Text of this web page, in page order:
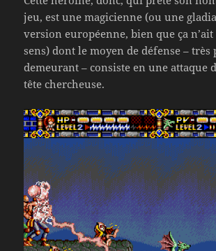
jeu, est une magicienne (ou une
version européenne, bien que ça n’ait
sens) dont le moyen de défense – très
demeurant – consiste en une attaque
tête chercheuse.